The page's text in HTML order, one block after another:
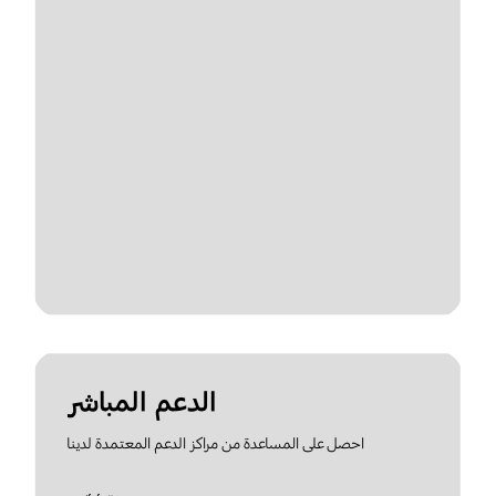
الدعم المباشر
احصل على المساعدة من مراكز الدعم المعتمدة لدينا